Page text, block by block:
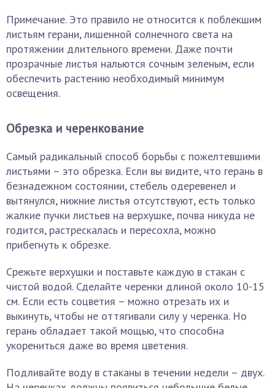
Примечание. Это правило не относится к поблекшим
листьям герани, лишенной солнечного света на
протяжении длительного времени. Даже почти
прозрачные листья нальются сочным зеленым, если
обеспечить растению необходимый минимум
освещения.
Обрезка и черенкование
Самый радикальный способ борьбы с пожелтевшими
листьями – это обрезка. Если вы видите, что герань в
безнадежном состоянии, стебель одеревенел и
вытянулся, нижние листья отсутствуют, есть только
жалкие пучки листьев на верхушке, почва никуда не
годится, растрескалась и пересохла, можно
прибегнуть к обрезке.
Срежьте верхушки и поставьте каждую в стакан с
чистой водой. Сделайте черенки длиной около 10-15
см. Если есть соцветия – можно отрезать их и
выкинуть, чтобы не оттягивали силу у черенка. Но
герань обладает такой мощью, что способна
укорениться даже во время цветения.
Подливайте воду в стаканы в течении недели – двух.